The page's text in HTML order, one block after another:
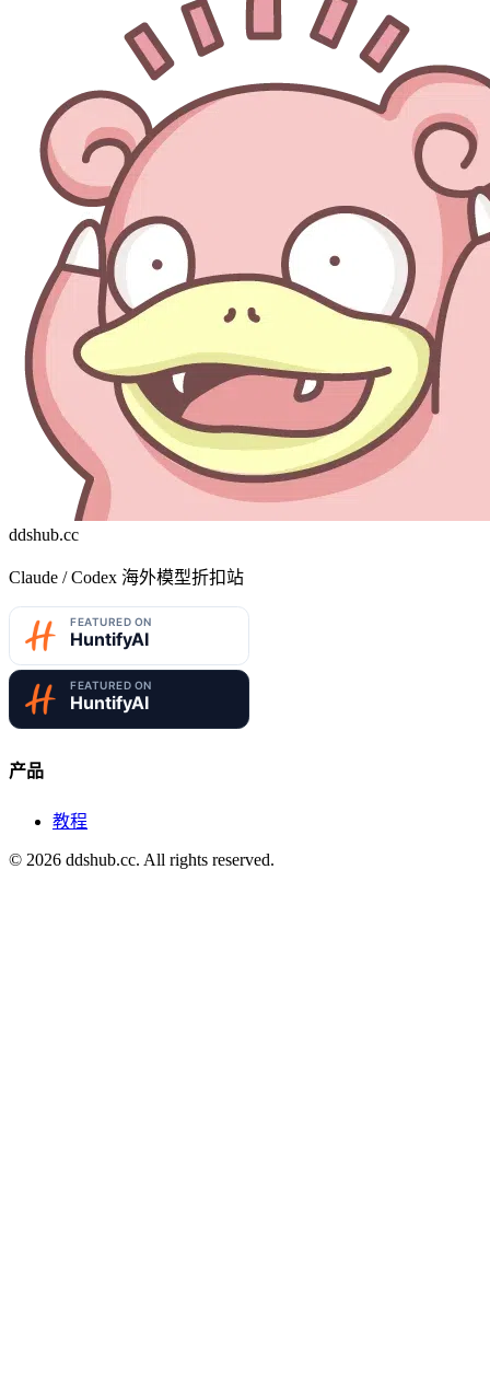
ddshub.cc
Claude / Codex 海外模型折扣站
产品
教程
© 2026 ddshub.cc. All rights reserved.